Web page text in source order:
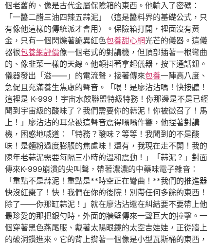
個老舊的、像是古代金屬保險箱的東西。他輸入了密碼：
「一醬二醋三油四辣五蒜泥」（這是醬料界的基礎公式，只
有像他這樣的傳統派才會用）。保險箱打開，裡面沒有黃
金，只有一個閃爍著詭異紅色包養甜心網光芒的儀器。這儀
器很包養網評價像一個老式的對講機，但頂部插著一根彎曲
的、像韭菜一樣的天線。他顫抖著拿起儀器，按下通話鈕。
儀器發出「滋——」的電流聲，接著傳來包養一陣高八度、
急促且充滿養生焦慮的聲音。「喂！是廖沾沾嗎！快接聽！
這裡是 K-999！宇宙水餃聯盟特級特務！你那邊是不是已經
聞到宇宙級的酸味了？我們需要你的蒜泥！你被徵召了！馬
上！」廖沾沾的耳朵被這聲音震得嗡嗡作響，他捏著對講
機，困惑地喊道：「特務？酸味？等等！我聞到的不是酸
味！是麵粉過度膨脹的焦慮味！還有，我現在走不開！我的
陳年老蒜泥需要每隔三小時的溫和震動！」「蒜泥？」對面
傳來K-999崩潰的尖叫聲，帶著濃濃的中藥味電子雜音：
「重點不是蒜泥！重點是**時空正在彎曲！**我們的推進器
快沒紅棗了！快！我們在你的後院！別帶任何多餘的東西！
除了——你那缸蒜泥！」就在廖沾沾還在糾結要不要帶上他
最珍愛的那把銀勺時，外面的牆壁傳來一聲巨大的撞擊。一
個穿著黑色燕尾服、戴著太陽眼鏡的太空吉娃娃，正從牆上
的破洞鑽進來。它的背上揹著一個像是小型瓦斯桶的東西，